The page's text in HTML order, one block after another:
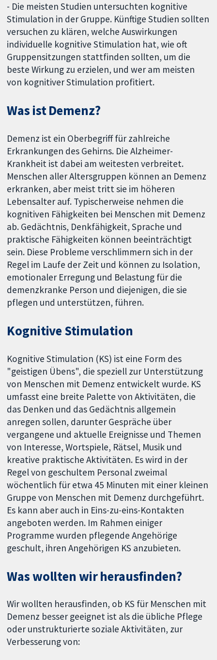
- Die meisten Studien untersuchten kognitive
Stimulation in der Gruppe. Künftige Studien sollten
versuchen zu klären, welche Auswirkungen
individuelle kognitive Stimulation hat, wie oft
Gruppensitzungen stattfinden sollten, um die
beste Wirkung zu erzielen, und wer am meisten
von kognitiver Stimulation profitiert.
Was ist Demenz?
Demenz ist ein Oberbegriff für zahlreiche
Erkrankungen des Gehirns. Die Alzheimer-
Krankheit ist dabei am weitesten verbreitet.
Menschen aller Altersgruppen können an Demenz
erkranken, aber meist tritt sie im höheren
Lebensalter auf. Typischerweise nehmen die
kognitiven Fähigkeiten bei Menschen mit Demenz
ab. Gedächtnis, Denkfähigkeit, Sprache und
praktische Fähigkeiten können beeinträchtigt
sein. Diese Probleme verschlimmern sich in der
Regel im Laufe der Zeit und können zu Isolation,
emotionaler Erregung und Belastung für die
demenzkranke Person und diejenigen, die sie
pflegen und unterstützen, führen.
Kognitive Stimulation
Kognitive Stimulation (KS) ist eine Form des
"geistigen Übens", die speziell zur Unterstützung
von Menschen mit Demenz entwickelt wurde. KS
umfasst eine breite Palette von Aktivitäten, die
das Denken und das Gedächtnis allgemein
anregen sollen, darunter Gespräche über
vergangene und aktuelle Ereignisse und Themen
von Interesse, Wortspiele, Rätsel, Musik und
kreative praktische Aktivitäten. Es wird in der
Regel von geschultem Personal zweimal
wöchentlich für etwa 45 Minuten mit einer kleinen
Gruppe von Menschen mit Demenz durchgeführt.
Es kann aber auch in Eins-zu-eins-Kontakten
angeboten werden. Im Rahmen einiger
Programme wurden pflegende Angehörige
geschult, ihren Angehörigen KS anzubieten.
Was wollten wir herausfinden?
Wir wollten herausfinden, ob KS für Menschen mit
Demenz besser geeignet ist als die übliche Pflege
oder unstrukturierte soziale Aktivitäten, zur
Verbesserung von: